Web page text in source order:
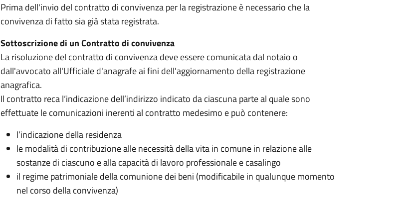
Prima dell'invio del contratto di convivenza per la registrazione è necessario che la
convivenza di fatto sia già stata registrata.
Sottoscrizione di un Contratto di convivenza
La risoluzione del contratto di convivenza deve essere comunicata dal notaio o
dall'avvocato all'Ufficiale d'anagrafe ai fini dell'aggiornamento della registrazione
anagrafica.
Il contratto reca l’indicazione dell’indirizzo indicato da ciascuna parte al quale sono
effettuate le comunicazioni inerenti al contratto medesimo e può contenere:
l’indicazione della residenza
le modalità di contribuzione alle necessità della vita in comune in relazione alle
sostanze di ciascuno e alla capacità di lavoro professionale e casalingo
il regime patrimoniale della comunione dei beni (modificabile in qualunque momento
nel corso della convivenza)